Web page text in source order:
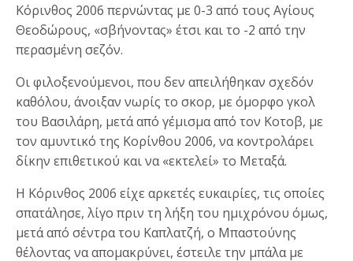
Κόρινθος 2006 περνώντας με 0-3 από τους Αγίους
Θεοδώρους, «σβήνοντας» έτσι και το -2 από την
περασμένη σεζόν.
Οι φιλοξενούμενοι, που δεν απειλήθηκαν σχεδόν
καθόλου, άνοιξαν νωρίς το σκορ, με όμορφο γκολ
του Βασιλάρη, μετά από γέμισμα από τον Κοτοβ, με
τον αμυντικό της Κορίνθου 2006, να κοντρολάρει
δίκην επιθετικού και να «εκτελεί» το Μεταξά.
Η Κόρινθος 2006 είχε αρκετές ευκαιρίες, τις οποίες
σπατάλησε, λίγο πριν τη λήξη του ημιχρόνου όμως,
μετά από σέντρα του Καπλατζή, ο Μπαστούνης
θέλοντας να απομακρύνει, έστειλε την μπάλα με